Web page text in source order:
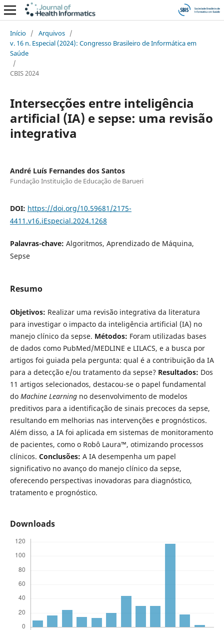
Início / Arquivos /
v. 16 n. Especial (2024): Congresso Brasileiro de Informática em
Saúde
/
CBIS 2024
Intersecções entre inteligência
artificial (IA) e sepse: uma revisão
integrativa
André Luís Fernandes dos Santos
Fundação Instituição de Educação de Barueri
DOI: https://doi.org/10.59681/2175-
4411.v16.iEspecial.2024.1268
Palavras-chave: Algoritmos, Aprendizado de Máquina,
Sepse
Resumo
Objetivos: Realizar uma revisão integrativa da literatura
para investigar o impacto da inteligência artificial (IA) no
manejo clínico da sepse. Métodos: Foram utilizadas bases
de dados como PubMed/MEDLINE e LILACS, e a busca por
artigos foi guiada pela pergunta: qual é a contribuição da IA
para a detecção e/ou tratamento da sepse? Resultados: Dos
11 artigos selecionados, destacou-se o papel fundamental
do Machine Learningno desenvolvimento de modelos
preditivos para a identificação de sinais precoces da sepse,
resultando em melhorias nas intervenções e prognósticos.
Além disso, a IA foi aplicada em sistemas de monitoramento
de pacientes, como o Robô Laura™, otimizando processos
clínicos. Conclusões: A IA desempenha um papel
significativo no avanço do manejo clínico da sepse,
oferecendo perspectivas inovadoras para diagnóstico,
tratamento e prognóstico.
Downloads